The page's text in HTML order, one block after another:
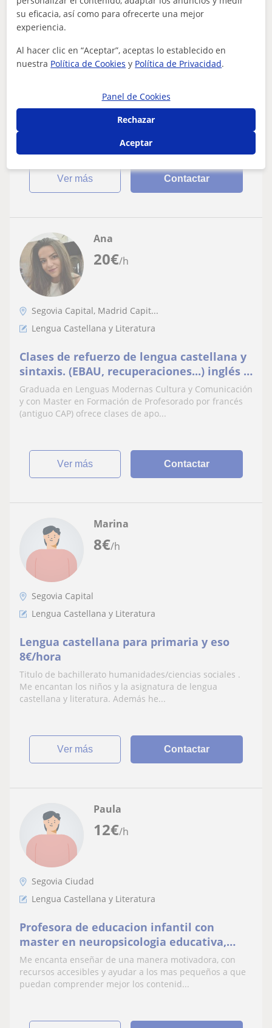
Segovia Capital
Para una infancia feliz los mejores
Master en psicopedagogía, atención temprana y
psicología educativa y clínica. Lecto escritura y
ver más Contactar
20€/h
Ana
Segovia Capital, Madrid Capit...
Lengua Castellana y Literatura
Clases de refuerzo de lengua castellana y
sintaxis. (EBAU, recuperaciones...) inglés y
francés
Graduada en Lenguas Modernas Cultura y Comunicación
y con Master en Formación de Profesorado por francés
(antiguo CAP) ofrece clases de apo...
ver más Contactar
8€/h
Marina
Segovia Capital
Lengua Castellana y Literatura
Lengua castellana para primaria y eso
8€/hora
Titulo de bachillerato humanidades/ciencias sociales .
Me encantan los niños y la asignatura de lengua
castellana y literatura. Además he...
ver más Contactar
12€/h
Paula
Segovia Ciudad
Lengua Castellana y Literatura
Profesora de educacion infantil con
master en neuropsicologia educativa,
practicas en primaria e infantil y
experiencia particular
Me encanta enseñar de una manera motivadora, con
recursos accesibles y ayudar a los mas pequeños a que
puedan comprender mejor los contenid...
su eficacia, así como para ofrecerte una mejor
experiencia.
Al hacer clic en “Aceptar”, aceptas lo establecido en
nuestra Política de Cookies y Política de Privacidad.
Panel de Cookies
Rechazar
Aceptar